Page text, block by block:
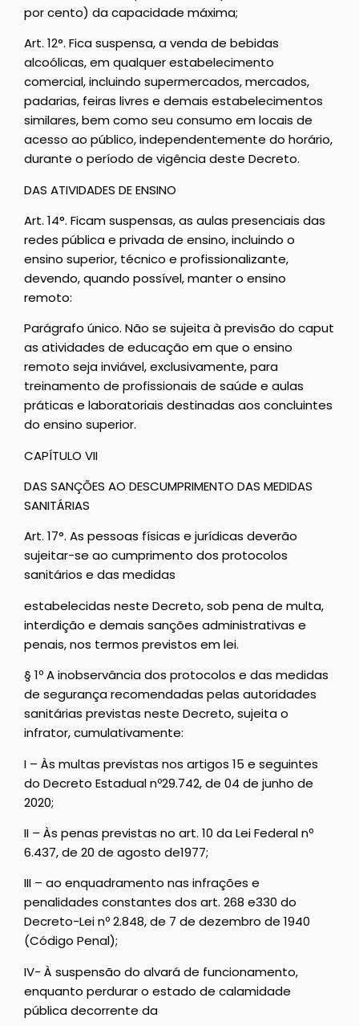
por cento) da capacidade máxima;
Art. 12°. Fica suspensa, a venda de bebidas
alcoólicas, em qualquer estabelecimento
comercial, incluindo supermercados, mercados,
padarias, feiras livres e demais estabelecimentos
similares, bem como seu consumo em locais de
acesso ao público, independentemente do horário,
durante o período de vigência deste Decreto.
DAS ATIVIDADES DE ENSINO
Art. 14°. Ficam suspensas, as aulas presenciais das
redes pública e privada de ensino, incluindo o
ensino superior, técnico e profissionalizante,
devendo, quando possível, manter o ensino
remoto:
Parágrafo único. Não se sujeita à previsão do caput
as atividades de educação em que o ensino
remoto seja inviável, exclusivamente, para
treinamento de profissionais de saúde e aulas
práticas e laboratoriais destinadas aos concluintes
do ensino superior.
CAPÍTULO VII
DAS SANÇÕES AO DESCUMPRIMENTO DAS MEDIDAS
SANITÁRIAS
Art. 17°. As pessoas físicas e jurídicas deverão
sujeitar-se ao cumprimento dos protocolos
sanitários e das medidas
estabelecidas neste Decreto, sob pena de multa,
interdição e demais sanções administrativas e
penais, nos termos previstos em lei.
§ 1º A inobservância dos protocolos e das medidas
de segurança recomendadas pelas autoridades
sanitárias previstas neste Decreto, sujeita o
infrator, cumulativamente:
I – Às multas previstas nos artigos 15 e seguintes
do Decreto Estadual nº29.742, de 04 de junho de
2020;
II – Às penas previstas no art. 10 da Lei Federal nº
6.437, de 20 de agosto de1977;
III – ao enquadramento nas infrações e
penalidades constantes dos art. 268 e330 do
Decreto-Lei nº 2.848, de 7 de dezembro de 1940
(Código Penal);
IV- À suspensão do alvará de funcionamento,
enquanto perdurar o estado de calamidade
pública decorrente da